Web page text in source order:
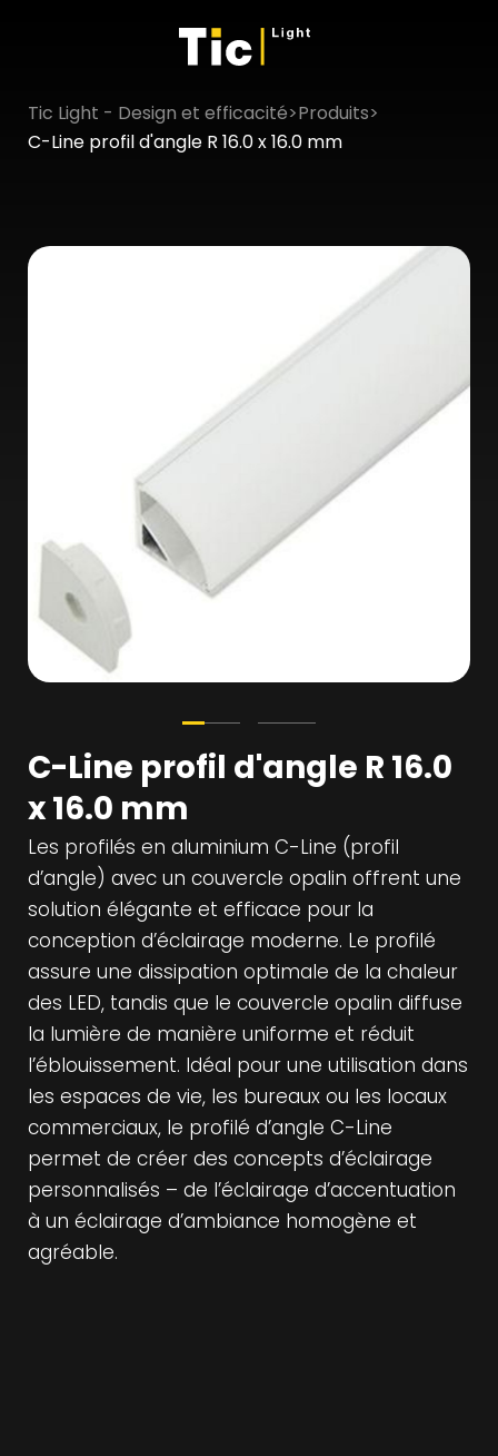
Tic Light - Design et efficacité>Produits>
C-Line profil d'angle R 16.0 x 16.0 mm
C-Line profil d'angle R 16.0
x 16.0 mm
Les profilés en aluminium C-Line (profil
d’angle) avec un couvercle opalin offrent une
solution élégante et efficace pour la
conception d’éclairage moderne. Le profilé
assure une dissipation optimale de la chaleur
des LED, tandis que le couvercle opalin diffuse
la lumière de manière uniforme et réduit
l’éblouissement. Idéal pour une utilisation dans
les espaces de vie, les bureaux ou les locaux
commerciaux, le profilé d’angle C-Line
permet de créer des concepts d’éclairage
personnalisés – de l’éclairage d’accentuation
à un éclairage d’ambiance homogène et
agréable.